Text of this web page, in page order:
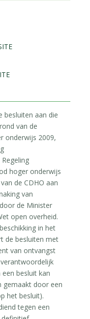
besluiten aan die
van de
onderwijs 2009,
hoger onderwijs
de CDHO aan
van
de Minister
open overheid.
in het
de besluiten met
van ontvangst
besluit kan
gemaakt door een
het besluit).
tegen een